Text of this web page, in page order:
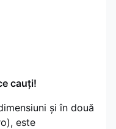
cauți!
și în două
este